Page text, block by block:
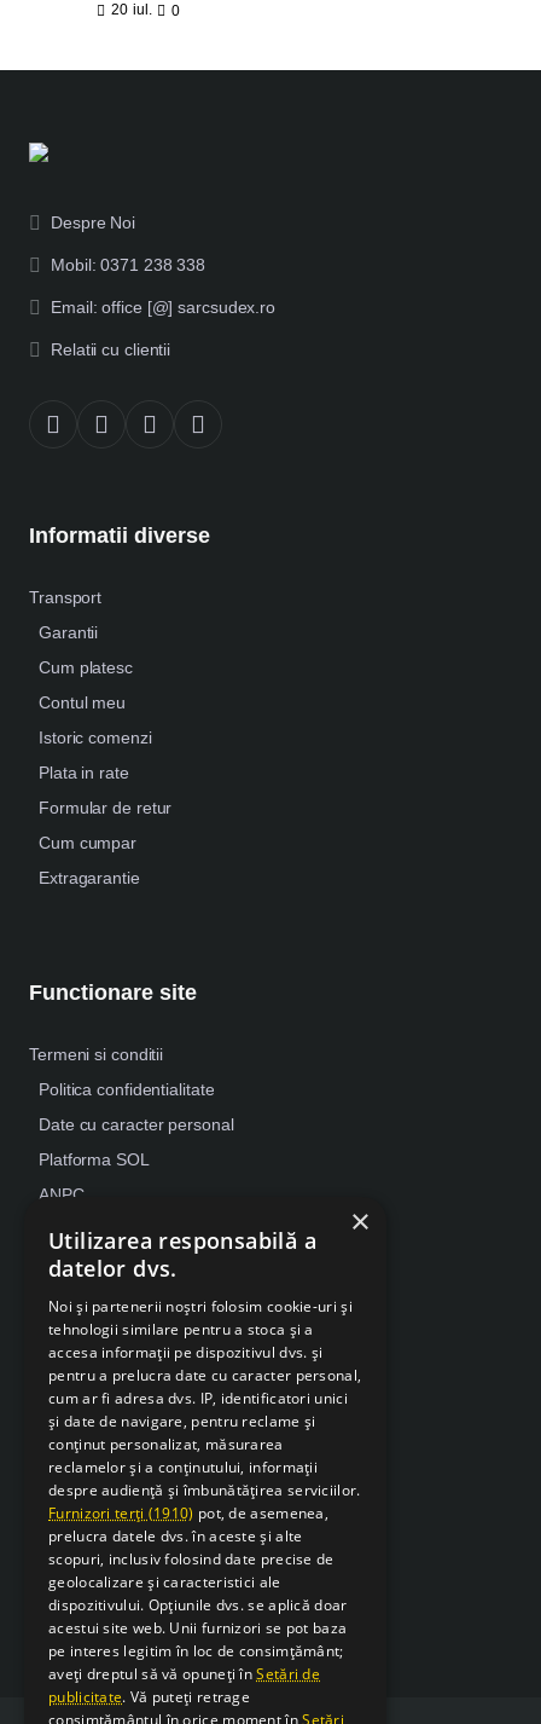
20 iul. 0
Despre Noi
Mobil: 0371 238 338
Email: office [@] sarcsudex.ro
Relatii cu clientii
Informatii diverse
Transport
Garantii
Cum platesc
Contul meu
Istoric comenzi
Plata in rate
Formular de retur
Cum cumpar
Extragarantie
Functionare site
Termeni si conditii
Politica confidentialitate
Date cu caracter personal
Platforma SOL
ANPC
Despre Cookies
Retragere din contract
×
Utilizarea responsabilă a
datelor dvs.
Noi și partenerii noștri folosim cookie-uri și
tehnologii similare pentru a stoca și a
accesa informații pe dispozitivul dvs. și
pentru a prelucra date cu caracter personal,
cum ar fi adresa dvs. IP, identificatori unici
și date de navigare, pentru reclame și
conținut personalizat, măsurarea
reclamelor și a conținutului, informații
despre audiență și îmbunătățirea serviciilor.
Furnizori terți (1910) pot, de asemenea,
prelucra datele dvs. în aceste și alte
scopuri, inclusiv folosind date precise de
geolocalizare și caracteristici ale
dispozitivului. Opțiunile dvs. se aplică doar
acestui site web. Unii furnizori se pot baza
pe interes legitim în loc de consimțământ;
aveți dreptul să vă opuneți înSetări de
publicitate. Vă puteți retrage
consimțământul în orice moment înSetări